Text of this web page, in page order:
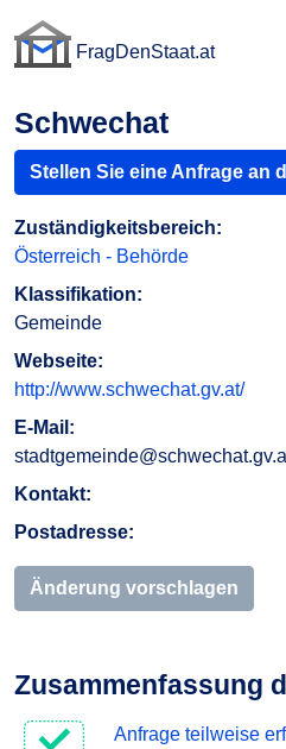
FragDenStaat.at
Schwechat
Stellen Sie eine Anfrage an
Zuständigkeitsbereich:
Österreich - Behörde
Klassifikation:
Gemeinde
Webseite:
http://www.schwechat.gv.at/
E-Mail:
Kontakt:
Postadresse:
Änderung vorschlagen
Zusammenfassung
Anfrage teilweise